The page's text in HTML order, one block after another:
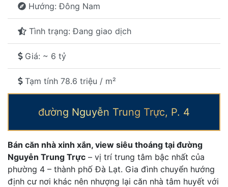
Hướng: Đông Nam
Tình trạng: Đang giao dịch
Giá: ~ 6 tỷ
Tạm tính 78.6 triệu / m²
đường Nguyễn Trung Trực, P. 4
Bán căn nhà xinh xắn, view siêu thoáng tại đường
Nguyễn Trung Trực – vị trí trung tâm bậc nhất của
phường 4 – thành phố Đà Lạt. Gia đình chuyển hướng
định cư nơi khác nên nhượng lại căn nhà tâm huyết với